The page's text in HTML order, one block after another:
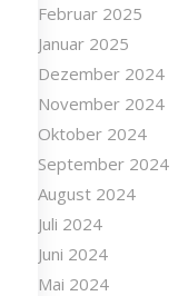
Februar 2025
Januar 2025
Dezember 2024
November 2024
Oktober 2024
September 2024
August 2024
Juli 2024
Juni 2024
Mai 2024